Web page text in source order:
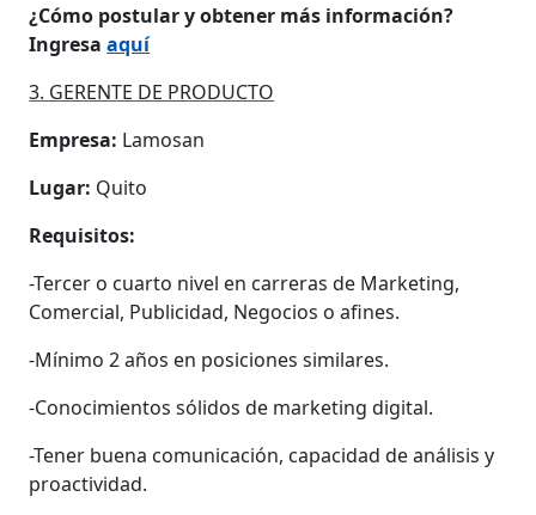
¿Cómo postular y obtener más información?
Ingresaaquí
3. GERENTE DE PRODUCTO
Empresa: Lamosan
Lugar: Quito
Requisitos:
-Tercer o cuarto nivel en carreras de Marketing,
Comercial, Publicidad, Negocios o afines.
-Mínimo 2 años en posiciones similares.
-Conocimientos sólidos de marketing digital.
-Tener buena comunicación, capacidad de análisis y
proactividad.